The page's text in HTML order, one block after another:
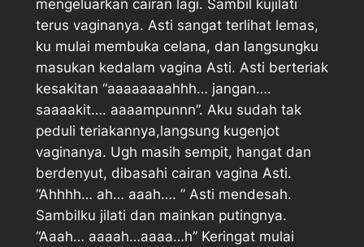
mengeluarkan cairan lagi. Sambil kujilati
terus vaginanya. Asti sangat terlihat lemas,
ku mulai membuka celana, dan langsungku
masukan kedalam vagina Asti. Asti berteriak
kesakitan “aaaaaaaahhh… jangan….
saaaakit…. aaaampunnn”. Aku sudah tak
peduli teriakannya,langsung kugenjot
vaginanya. Ugh masih sempit, hangat dan
berdenyut, dibasahi cairan vagina Asti.
“Ahhhh… ah… aaah…. ” Asti mendesah.
Sambilku jilati dan mainkan putingnya.
“Aaah… aaaah…aaaa…h” Keringat mulai